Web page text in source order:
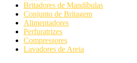
Britadores de Mandíbulas
Conjunto de Britagem
Alimentadores
Perfuratrizes
Compressores
Lavadores de Areia